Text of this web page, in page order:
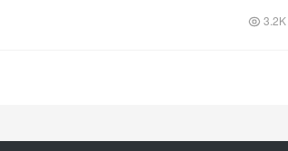
3.2K